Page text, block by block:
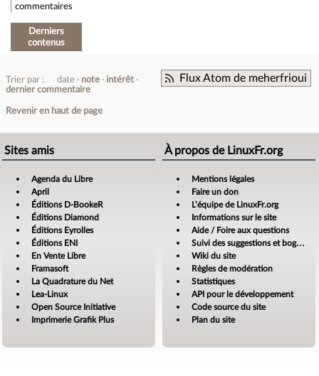
commentaires
Derniers
contenus
Flux Atom de meherfrioui
Trier par : date note
intérêt
dernier commentaire
Revenir en haut de page
Sites amis
Agenda du Libre
April
Éditions D-BookeR
Éditions Diamond
Éditions Eyrolles
Éditions ENI
En Vente Libre
Framasoft
La Quadrature du Net
Lea-Linux
Open Source Initiative
Imprimerie Grafik Plus
À propos de LinuxFr.org
Mentions légales
Faire un don
L’équipe de LinuxFr.org
Informations sur le site
Aide / Foire aux questions
Suivi des suggestions et bogues
Wiki du site
Règles de modération
Statistiques
API pour le développement
Code source du site
Plan du site